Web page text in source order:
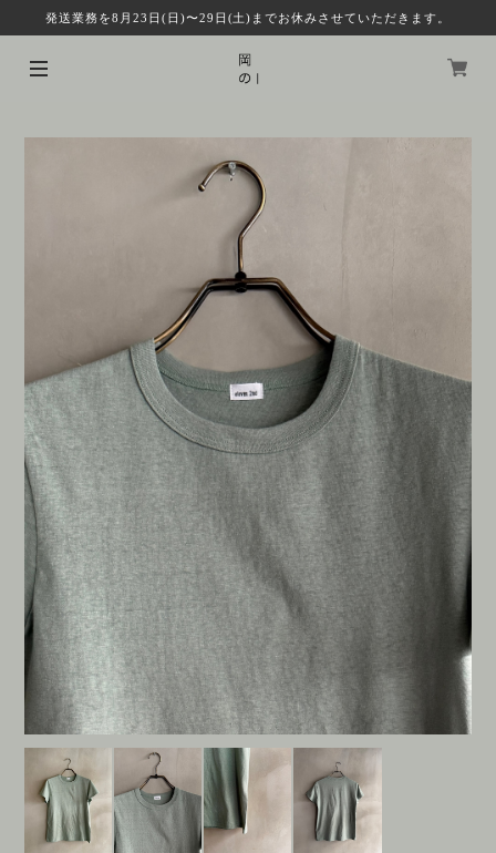
発送業務を8月23日(日)〜29日(土)までお休みさせていただきます。